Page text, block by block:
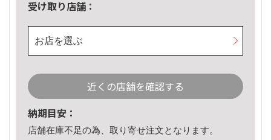
受け取り店舗：
お店を選ぶ
近くの店舗を確認する
納期目安：
店舗在庫不足の為、取り寄せ注文となります。